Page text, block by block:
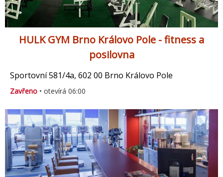
HULK GYM Brno Královo Pole - fitness a
posilovna
Sportovní 581/4a, 602 00 Brno Královo Pole
Zavřeno • otevírá 06:00